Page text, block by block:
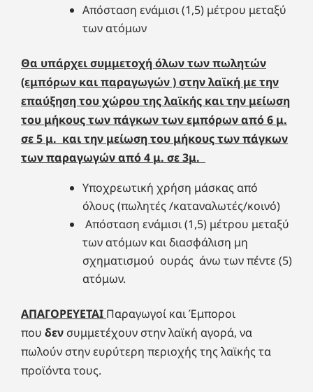
Απόσταση ενάμισι (1,5) μέτρου μεταξύ
των ατόμων
Θα υπάρχει συμμετοχήόλωντων πωλητών
(εμπόρων και παραγωγών ) στην λαϊκή με την
επαύξηση του χώρου της λαϊκής και την μείωση
του μήκους των πάγκων των εμπόρων από 6 μ.
σε 5 μ. και την μείωση του μήκους των πάγκων
των παραγωγών από 4 μ. σε 3μ.
Υποχρεωτική χρήση μάσκας από
όλους (πωλητές /καταναλωτές/κοινό)
Απόσταση ενάμισι (1,5) μέτρου μεταξύ
των ατόμων και διασφάλιση μη
σχηματισμού ουράς άνω των πέντε (5)
ατόμων.
ΑΠΑΓΟΡΕΥΕΤΑΙ Παραγωγοί και Έμποροι
που δεν συμμετέχουν στην λαϊκή αγορά, να
πωλούν στην ευρύτερη περιοχής της λαϊκής τα
προϊόντα τους.